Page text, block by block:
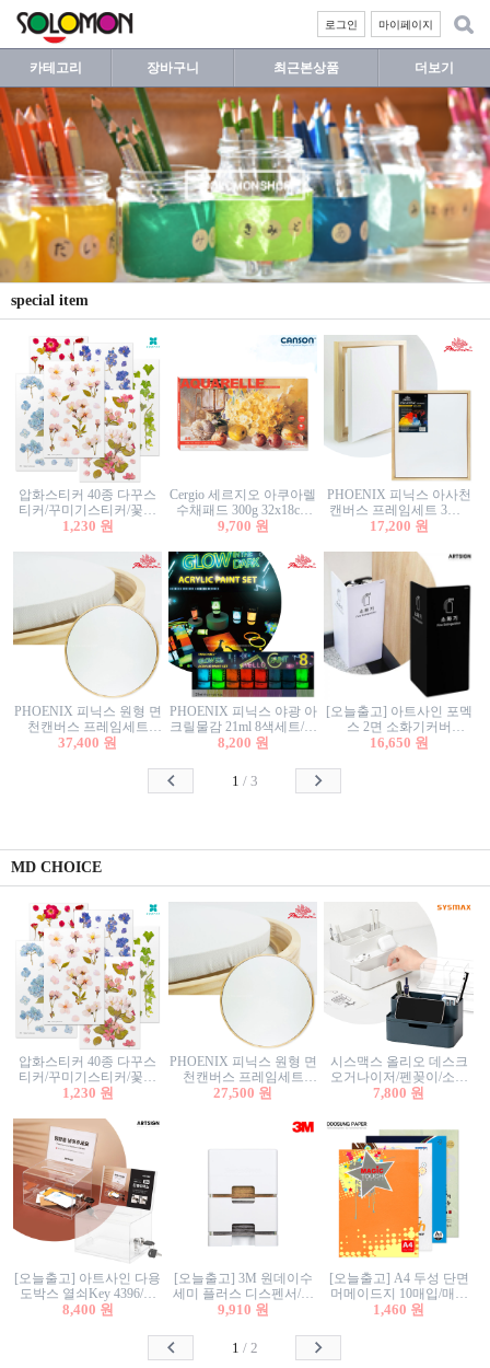
마이페이지
로그인
카테고리 장바구니 최근본상품 더보기
special item
압화스티커 40종 다꾸스
티커/꾸미기스티커/꽃스
티커/압화꽃책갈피/팬시
1,230 원
Cergio 세르지오 아쿠아렐
수채패드 300g 32x18cm
12매 1면제본
9,700 원
PHOENIX 피닉스 아사천
캔버스 프레임세트 3호F
27.3x22cm 캔버스와 올림
17,200 원
PHOENIX 피닉스 원형 면
천캔버스 프레임세트
40cm/원형캔버스/플로팅
37,400 원
PHOENIX 피닉스 야광 아
크릴물감 21ml 8색세트/야
광물감
8,200 원
[오늘출고] 아트사인 포멕
스 2면 소화기커버
1470/1471/소화기커버/소
함/소화기거치대/소화기
16,650 원
1 / 3
MD CHOICE
압화스티커 40종 다꾸스
티커/꾸미기스티커/꽃스
티커/압화꽃책갈피/팬시
1,230 원
PHOENIX 피닉스 원형 면
천캔버스 프레임세트
30cm/원형캔버스/플로팅
27,500 원
시스맥스 올리오 데스크
오거나이저/펜꽂이/소품
꽂이/소품함/정리함/수납
7,800 원
[오늘출고] 아트사인 다용
도박스 열쇠Key 4396/투
표함/건의함/모금함/응모
8,400 원
[오늘출고] 3M 원데이수
세미 플러스 디스펜서/소
프트수세미5매+강력수세
9,910 원
[오늘출고] A4 두성 단면
머메이드지 10매입/매직
터치/색지/색상지/색복사
칼라색지/고급복사지
1,460 원
1 / 2